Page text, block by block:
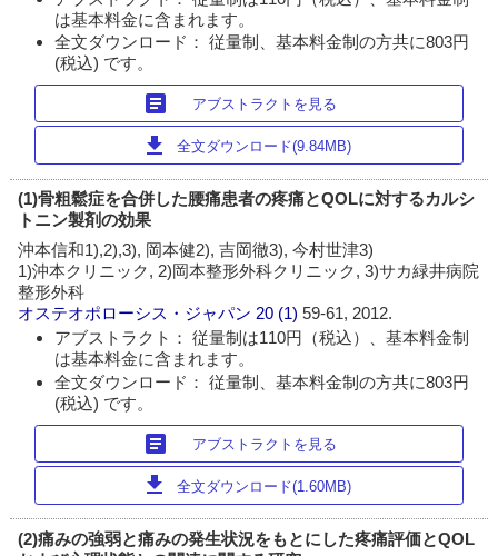
は基本料金に含まれます。
全文ダウンロード： 従量制、基本料金制の方共に803円
(税込) です。
article アブストラクトを見る
download 全文ダウンロード(9.84MB)
(1)骨粗鬆症を合併した腰痛患者の疼痛とQOLに対するカルシ
トニン製剤の効果
沖本信和1),2),3), 岡本健2), 吉岡徹3), 今村世津3)
1)沖本クリニック, 2)岡本整形外科クリニック, 3)サカ緑井病院
整形外科
オステオポローシス・ジャパン 20 (1)59-61, 2012.
アブストラクト： 従量制は110円（税込）、基本料金制
は基本料金に含まれます。
全文ダウンロード： 従量制、基本料金制の方共に803円
(税込) です。
article アブストラクトを見る
download 全文ダウンロード(1.60MB)
(2)痛みの強弱と痛みの発生状況をもとにした疼痛評価とQOL